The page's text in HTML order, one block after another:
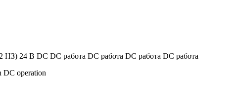
24 В DC DC работа DC работа DC работа DC работа
DC operation